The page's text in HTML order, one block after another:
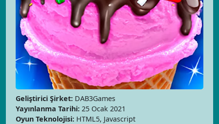
Geliştirici Şirket: DAB3Games
Yayınlanma Tarihi: 25 Ocak 2021
Oyun Teknolojisi: HTML5, Javascript